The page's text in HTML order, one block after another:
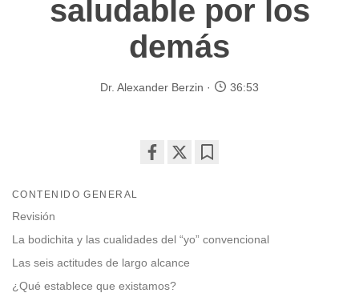
saludable por los
demás
Dr. Alexander Berzin 36:53
CONTENIDO GENERAL
Revisión
La bodichita y las cualidades del “yo” convencional
Las seis actitudes de largo alcance
¿Qué establece que existamos?